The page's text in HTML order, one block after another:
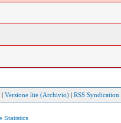
|Versione lite (Archivio) |RSS Syndication